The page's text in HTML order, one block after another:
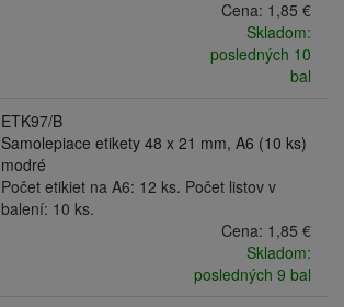
Cena: 1,85 €
Skladom:
posledných 10
bal
ETK97/B
Samolepiace etikety 48 x 21 mm, A6 (10 ks)
modré
Počet etikiet na A6: 12 ks. Počet listov v
balení: 10 ks.
Cena: 1,85 €
Skladom:
posledných 9 bal